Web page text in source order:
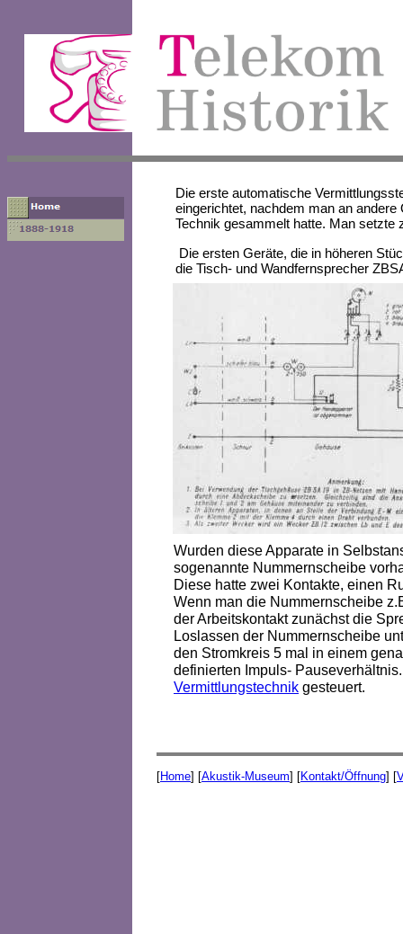
Die erste automatische
eingerichtet, nachdem man an
Technik gesammelt hatte. Man setzte
Die ersten Geräte, die in höheren
die Tisch- und Wandfernsprecher
Wurden diese Apparate in
sogenannte Nummernscheibe
Diese hatte zwei Kontakte, einen
Wenn man die Nummernscheibe
der Arbeitskontakt zunächst die
Loslassen der Nummernscheibe
den Stromkreis 5 mal in einem
definierten Impuls-
Vermittlungstechnik gesteuert.
[Home] [Akustik-Museum] [Kontakt/Öffnung] [